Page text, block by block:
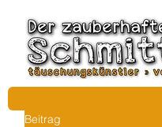
Beitrag